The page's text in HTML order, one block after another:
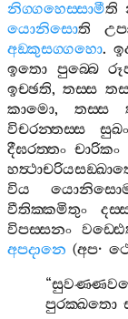
නිග‍්ගහෙස‍්සාමීති
යොනිසොති
අඞ‍්කුසග‍්ගහො.
ඉතො පුබ‍්බෙ
ඉච‍්ඡති,තස‍්ස
කාමො, තස‍්ස
විචරන‍්තස‍්ස
සුඛං
දීඝරත‍්තං චාරිකං
විය
වීතික‍්කමිතුං
විපස‍්සනං
අපදානෙ (අප·
“
පුරක‍්ඛතො